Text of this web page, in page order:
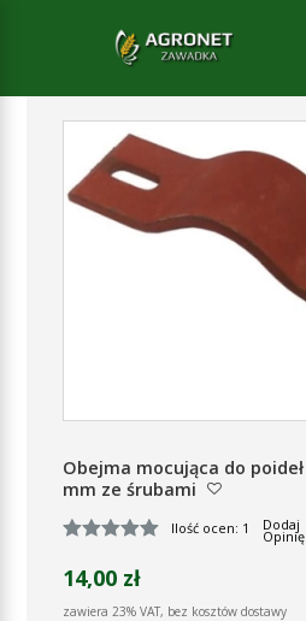
Obejma mocująca do
mm ze śrubami
Ilość ocen: 1 Dodaj
Opinię
14,00 zł
zawiera 23% VAT, bez kosztów dostawy